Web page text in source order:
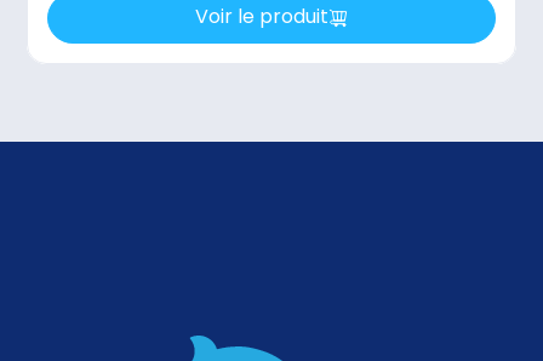
Voir le produit